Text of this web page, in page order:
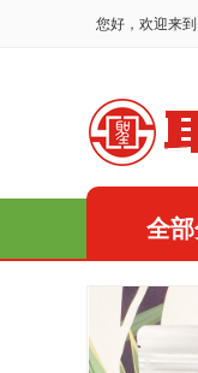
您好，欢迎来到
全